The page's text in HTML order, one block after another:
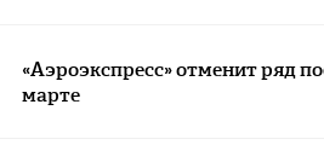
«Аэроэкспресс» отменит ряд
марте